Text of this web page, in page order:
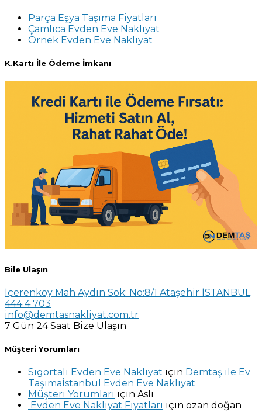
Parça Eşya Taşıma Fiyatları
Çamlıca Evden Eve Nakliyat
Örnek Evden Eve Nakliyat
K.Kartı İle Ödeme İmkanı
Bile Ulaşın
İçerenköy Mah Aydın Sok: No:8/1 Ataşehir İSTANBUL
444 4 703
info@demtasnakliyat.com.tr
7 Gün 24 Saat Bize Ulaşın
Müşteri Yorumları
Sigortalı Evden Eve Nakliyat için Demtaş ile Ev
Taşımaİstanbul Evden Eve Nakliyat
Müşteri Yorumları için Aslı
Evden Eve Nakliyat Fiyatları için ozan doğan